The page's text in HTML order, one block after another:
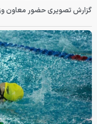
گزارش تصویری حضور معاون